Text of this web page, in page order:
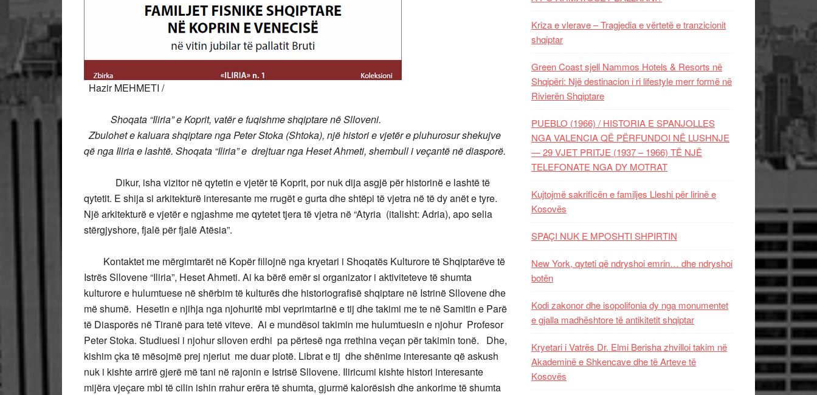
Hazir MEHMETI /
Shoqata “Iliria” e Koprit, vatër e fuqishme shqiptare në Slloveni.
Zbulohet e kaluara shqiptare nga Peter Stoka (Shtoka), një histori e vjetër e pluhurosur shekujve
që nga Iliria e lashtë. Shoqata “Iliria” e drejtuar nga Heset Ahmeti, shembull i veçantë në diasporë.
Dikur, isha vizitor në qytetin e vjetër të Koprit, por nuk dija asgjë për historinë e lashtë të
qytetit. E shija si arkitekturë interesante me rrugët e gurta dhe shtëpi të vjetra në të dy anët e tyre.
Një arkitekturë e vjetër e ngjashme me qytetet tjera të vjetra në “Atyria (italisht: Adria), apo selia
stërgjyshore, fjalë për fjalë Atësia”.
Kontaktet me mërgimtarët në Kopër fillojnë nga kryetari i Shoqatës Kulturore të Shqiptarëve të
Istrës Sllovene “Iliria”, Heset Ahmeti. Ai ka bërë emër si organizator i aktiviteteve të shumta
kulturore e hulumtuese në shërbim të kulturës dhe historiografisë shqiptare në Istrinë Sllovene dhe
më shumë. Hesetin e njihja nga njohuritë mbi veprimtarinë e tij dhe takimi me te në Samitin e Parë
të Diasporës në Tiranë para tetë viteve. Ai e mundësoi takimin me hulumtuesin e njohur Profesor
Peter Stoka. Studiuesi i njohur slloven erdhi pa përtesë nga rrethina veçan për takimin tonë. Dhe,
kishim çka të mësojmë prej njeriut me duar plotë. Librat e tij dhe shënime interesante që askush
nuk i kishte arrirë gjerë më tani në rajonin e Istrisë Sllovene. Iliricumi kishte histori interesante
mijëra vjeçare mbi të cilin ishin rrahur erëra të shumta, gjurmë kalorësish dhe ankorime të shumta
Kriza e vlerave – Tragjedia e vërtetë e tranzicionit
shqiptar
Green Coast sjell Nammos Hotels & Resorts në
Shqipëri: Një destinacion i ri lifestyle merr formë në
Rivierën Shqiptare
PUEBLO (1966) / HISTORIA E SPANJOLLES
NGA VALENCIA QË PËRFUNDOI NË LUSHNJE
— 29 VJET PRITJE (1937 – 1966) TË NJË
TELEFONATE NGA DY MOTRAT
Kujtojmë sakrificën e familjes Lleshi për lirinë e
Kosovës
SPAÇI NUK E MPOSHTI SHPIRTIN
New York, qyteti që ndryshoi emrin… dhe ndryshoi
botën
Kodi zakonor dhe isopolifonia dy nga monumentet
e gjalla madhështore të antikitetit shqiptar
Kryetari i Vatrës Dr. Elmi Berisha zhvilloi takim në
Akademinë e Shkencave dhe të Arteve të
Kosovës